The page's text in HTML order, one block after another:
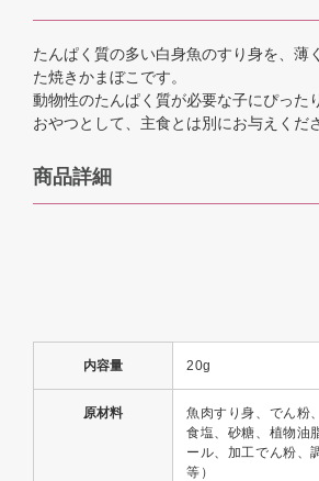
たんぱく質の多い白身魚のすり身を、薄
た焼きかまぼこです。
動物性のたんぱく質が必要な子にぴった
おやつとして、主食とは別にお与えくだ
商品詳細
内容量 20g
原材料
魚肉すり身、でん粉
食塩、砂糖、植物油
ール、加工でん粉、
等）